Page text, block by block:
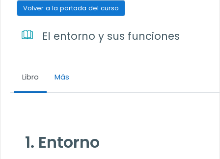
Volver a la portada del curso
El entorno y sus funciones
Libro Más
1. Entorno